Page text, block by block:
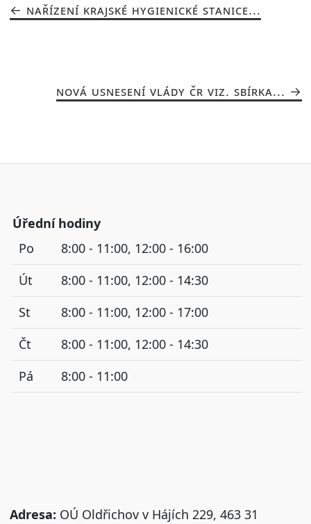
NAŘÍZENÍ KRAJSKÉ HYGIENICKÉ STANICE...
NOVÁ USNESENÍ VLÁDY ČR VIZ. SBÍRKA...
Úřední hodiny
Po
8:00 - 11:00, 12:00 - 16:00
Út
8:00 - 11:00, 12:00 - 14:30
St
8:00 - 11:00, 12:00 - 17:00
Čt
8:00 - 11:00, 12:00 - 14:30
Pá
8:00 - 11:00
Adresa: OÚ Oldřichov v Hájích 229, 463 31